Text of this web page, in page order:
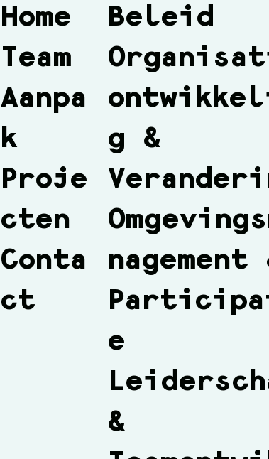
Home
Team
Aanpa
k
Proje
cten
Conta
ct
Beleid
g &
nagement
e
&